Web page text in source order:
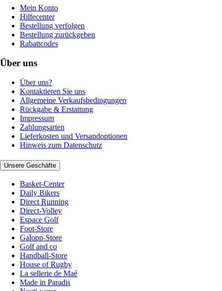
Mein Konto
Hilfecenter
Bestellung verfolgen
Bestellung zurückgeben
Rabattcodes
Über uns
Über uns?
Kontaktieren Sie uns
Allgemeine Verkaufsbedingungen
Rückgabe & Erstattung
Impressum
Zahlungsarten
Lieferkosten und Versandoptionen
Hinweis zum Datenschutz
Unsere Geschäfte
Basket-Center
Daily Bikers
Direct Running
Direct-Volley
Espace Golf
Foot-Store
Galopp-Store
Golf and co
Handball-Store
House of Rugby
La sellerie de Maé
Made in Paradis